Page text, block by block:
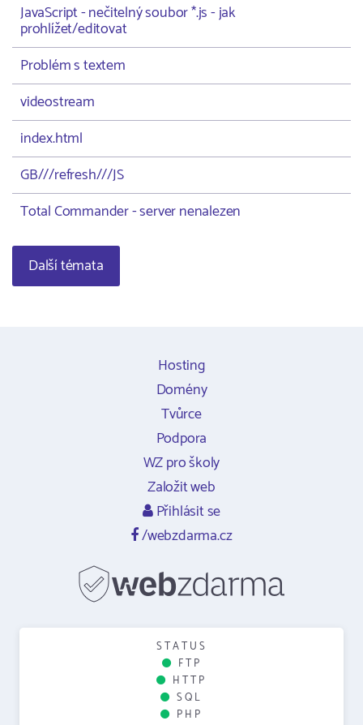
JavaScript - nečitelný soubor *.js - jak
prohlížet/editovat
Problém s textem
videostream
index.html
GB///refresh///JS
Total Commander - server nenalezen
Další témata
Hosting
Domény
Tvůrce
Podpora
WZ pro školy
Založit web
Přihlásit se
/webzdarma.cz
STATUS
FTP
HTTP
SQL
PHP